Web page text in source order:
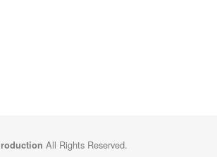
All Rights Reserved.